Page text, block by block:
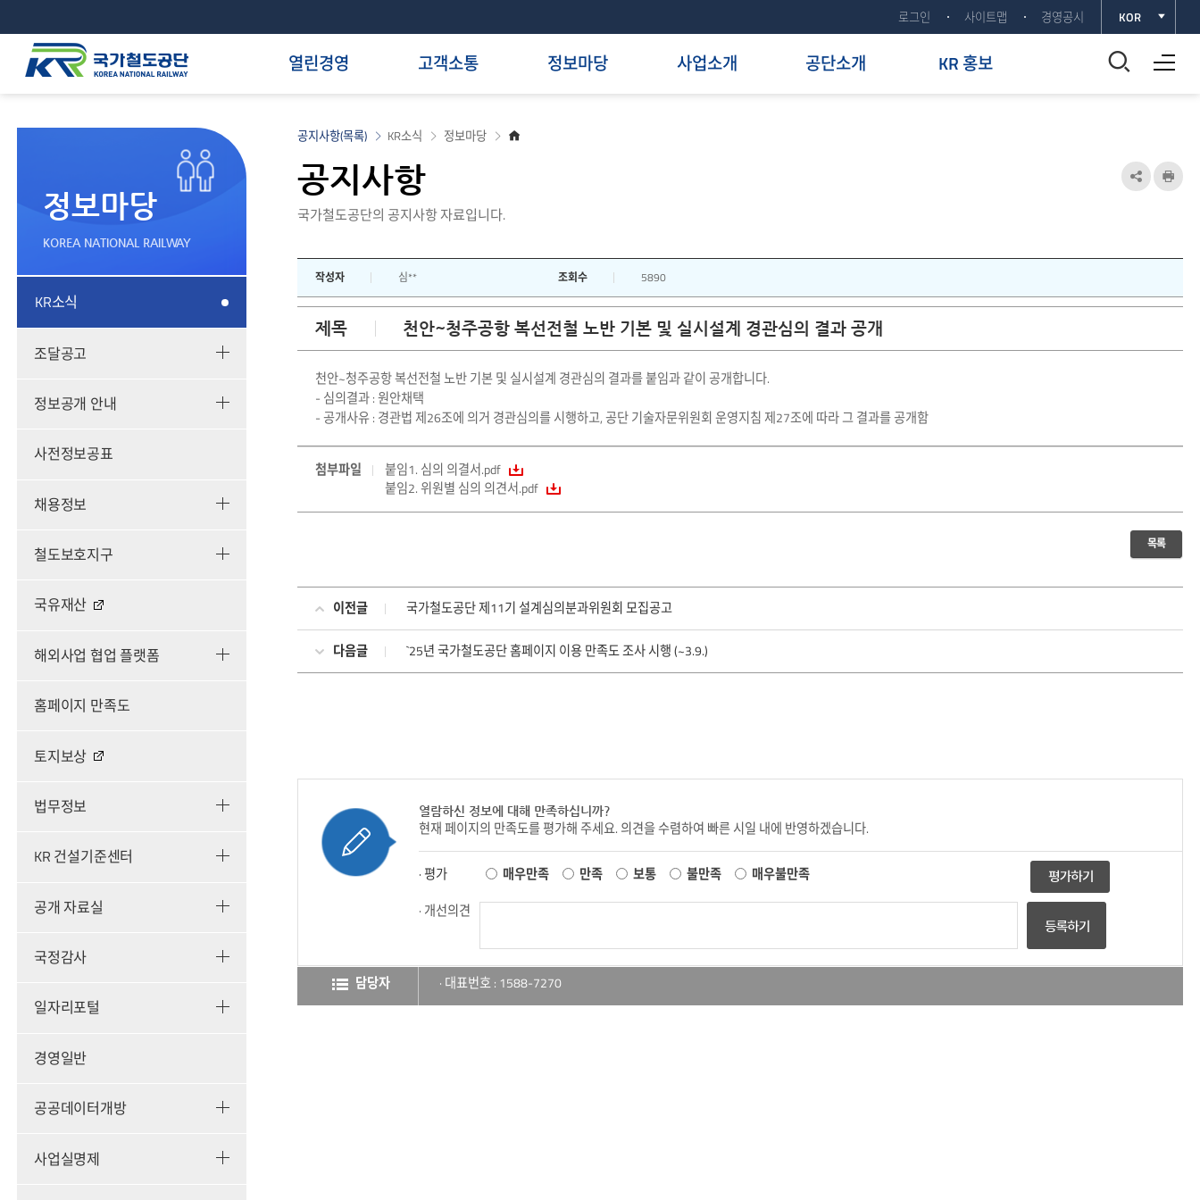
로그인 사이트맵 경영공시 KOR
열린경영 고객소통 정보마당 사업소개 공단소개 KR 홍보
통
색
열
기
전체메뉴 열기
정보마당
KOREA NATIONAL RAILWAY
KR소식
조달공고
정보공개 안내
사전정보공표
채용정보
철도보호지구
국유재산
해외사업 협업 플랫폼
홈페이지 만족도
토지보상
법무정보
KR 건설기준센터
공개 자료실
국정감사
일자리포털
경영일반
공공데이터개방
사업실명제
정보마당
KR소식
공지사항(목록)
공지사항
국가철도공단의 공지사항 자료입니다.
공
열
인
작성자 심** 조회수 5890
제목 천안~청주공항 복선전철 노반 기본 및 실시설계 경관심의 결과 공개
천안~청주공항 복선전철 노반 기본 및 실시설계 경관심의 결과를 붙임과 같이 공개합니다.
- 심의결과 : 원안채택
- 공개사유 : 경관법 제26조에 의거 경관심의를 시행하고, 공단 기술자문위원회 운영지침 제27조에 따라 그 결과를 공개함
첨부파일
붙임1. 심의 의결서.pdf
붙임2. 위원별 심의 의견서.pdf
목록
이전글 국가철도공단 제11기 설계심의분과위원회 모집공고
다음글 `25년 국가철도공단 홈페이지 이용 만족도 조사 시행 (~3.9.)
열람하신 정보에 대해 만족하십니까?
현재 페이지의 만족도를 평가해 주세요. 의견을 수렴하여 빠른 시일 내에 반영하겠습니다.
· 평가 매우만족 만족 보통 불만족
매우불만족
· 개선의견
담당자 · 대표번호 : 1588-7270